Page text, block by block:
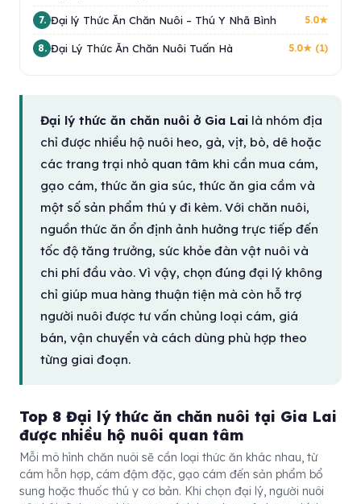
7. Đại lý Thức Ăn Chăn Nuôi – Thú Y Nhã Bình 5.0★
8. Đại Lý Thức Ăn Chăn Nuôi Tuấn Hà 5.0★ (1)
Đại lý thức ăn chăn nuôi ở Gia Lai là nhóm địa
chỉ được nhiều hộ nuôi heo, gà, vịt, bò, dê hoặc
các trang trại nhỏ quan tâm khi cần mua cám,
gạo cám, thức ăn gia súc, thức ăn gia cầm và
một số sản phẩm thú y đi kèm. Với chăn nuôi,
nguồn thức ăn ổn định ảnh hưởng trực tiếp đến
tốc độ tăng trưởng, sức khỏe đàn vật nuôi và
chi phí đầu vào. Vì vậy, chọn đúng đại lý không
chỉ giúp mua hàng thuận tiện mà còn hỗ trợ
người nuôi được tư vấn chủng loại cám, giá
bán, vận chuyển và cách dùng phù hợp theo
từng giai đoạn.
Top 8 Đại lý thức ăn chăn nuôi tại Gia Lai
được nhiều hộ nuôi quan tâm
Mỗi mô hình chăn nuôi sẽ cần loại thức ăn khác nhau, từ
cám hỗn hợp, cám đậm đặc, gạo cám đến sản phẩm bổ
sung hoặc thuốc thú y cơ bản. Khi chọn đại lý, người nuôi